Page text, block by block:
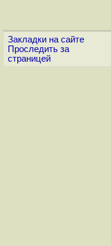
Закладки на сайте
Проследить за
страницей